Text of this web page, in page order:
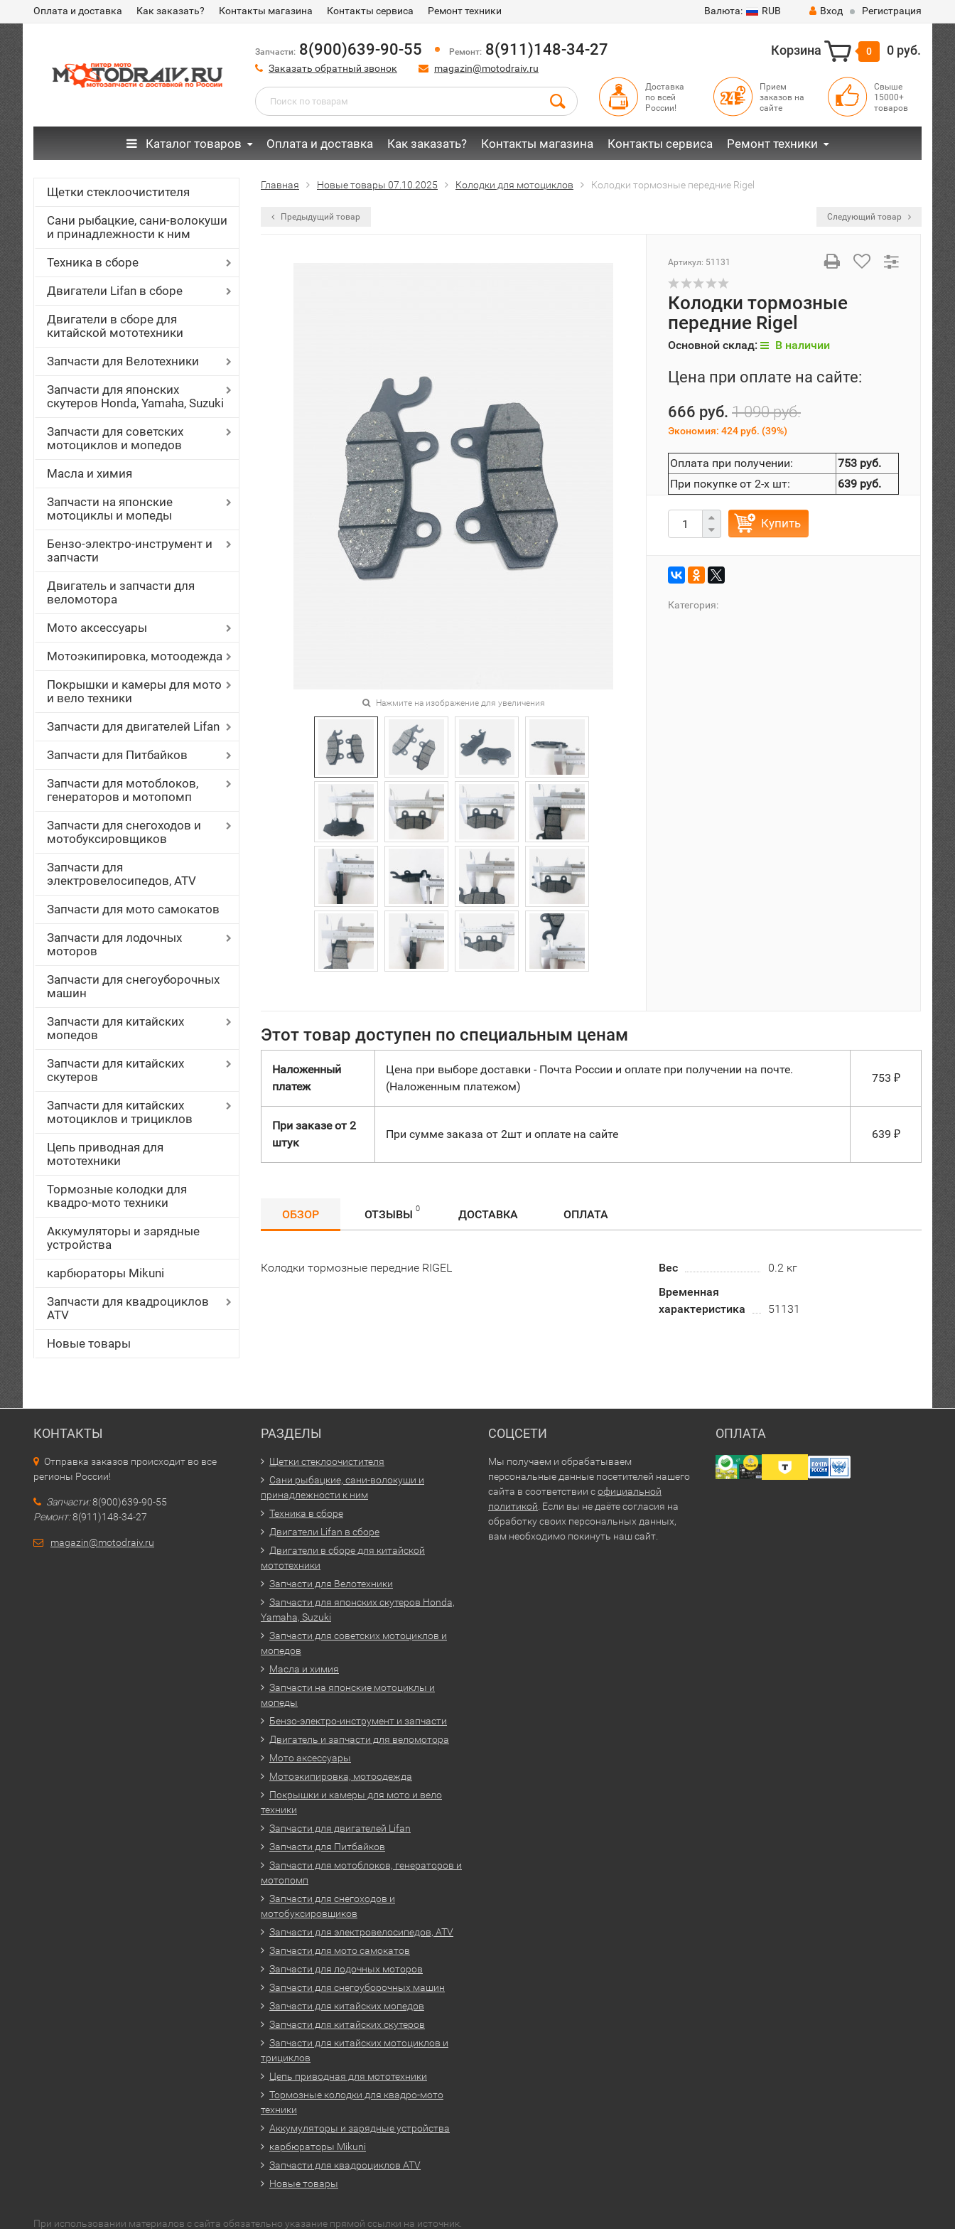
Оплата и доставка Как заказать? Контакты магазина Контакты сервиса Ремонт техники Валюта: RUB Вход Регистрация
Запчасти: 8(900)639-90-55 Ремонт: 8(911)148-34-27
Заказать обратный звонок magazin@motodraiv.ru
Корзина 0 0 руб.
Доставка
по всей
России!
Прием
заказов на
сайте
Свыше
15000+
товаров
Каталог товаров Оплата и доставка Как заказать? Контакты магазина Контакты сервиса Ремонт техники
Щетки стеклоочистителя
Сани рыбацкие, сани-волокуши
и принадлежности к ним
Техника в сборе
Двигатели Lifan в сборе
Двигатели в сборе для
китайской мототехники
Запчасти для Велотехники
Запчасти для японских
скутеров Honda, Yamaha, Suzuki
Запчасти для советских
мотоциклов и мопедов
Масла и химия
Запчасти на японские
мотоциклы и мопеды
Бензо-электро-инструмент и
запчасти
Двигатель и запчасти для
веломотора
Мото аксессуары
Мотоэкипировка, мотоодежда
Покрышки и камеры для мото
и вело техники
Запчасти для двигателей Lifan
Запчасти для Питбайков
Запчасти для мотоблоков,
генераторов и мотопомп
Запчасти для снегоходов и
мотобуксировщиков
Запчасти для
электровелосипедов, ATV
Запчасти для мото самокатов
Запчасти для лодочных
моторов
Запчасти для снегоуборочных
машин
Запчасти для китайских
мопедов
Запчасти для китайских
скутеров
Запчасти для китайских
мотоциклов и трициклов
Цепь приводная для
мототехники
Тормозные колодки для
квадро-мото техники
Аккумуляторы и зарядные
устройства
карбюраторы Mikuni
Запчасти для квадроциклов
ATV
Новые товары
Главная Новые товары 07.10.2025 Колодки для мотоциклов Колодки тормозные передние Rigel
Предыдущий товар Следующий товар
Нажмите на изображение для увеличения
Артикул: 51131
Колодки тормозные
передние Rigel
Основной склад: В наличии
Цена при оплате на сайте:
666 руб. 1 090 руб.
Экономия: 424 руб. (39%)
Оплата при получении:
753 руб.
При покупке от 2-х шт:
639 руб.
Купить
Категория:
Этот товар доступен по специальным ценам
Наложенный
платеж
Цена при выборе доставки - Почта России и оплате при получении на почте.
(Наложенным платежом)
753 ₽
При заказе от 2
штук
При сумме заказа от 2шт и оплате на сайте 639 ₽
ОБЗОР ОТЗЫВЫ 0 ДОСТАВКА ОПЛАТА
Колодки тормозные передние RIGEL Вес
0.2 кг
Временная
характеристика
51131
КОНТАКТЫ
Отправка заказов происходит во все
регионы России!
Запчасти:8(900)639-90-55
Ремонт:8(911)148-34-27
magazin@motodraiv.ru
РАЗДЕЛЫ
Щетки стеклоочистителя
Сани рыбацкие, сани-волокуши и
принадлежности к ним
Техника в сборе
Двигатели Lifan в сборе
Двигатели в сборе для китайской
мототехники
Запчасти для Велотехники
Запчасти для японских скутеров Honda,
Yamaha, Suzuki
Запчасти для советских мотоциклов и
мопедов
Масла и химия
Запчасти на японские мотоциклы и
мопеды
Бензо-электро-инструмент и запчасти
Двигатель и запчасти для веломотора
Мото аксессуары
Мотоэкипировка, мотоодежда
Покрышки и камеры для мото и вело
техники
Запчасти для двигателей Lifan
Запчасти для Питбайков
Запчасти для мотоблоков, генераторов и
мотопомп
Запчасти для снегоходов и
мотобуксировщиков
Запчасти для электровелосипедов, ATV
Запчасти для мото самокатов
Запчасти для лодочных моторов
Запчасти для снегоуборочных машин
Запчасти для китайских мопедов
Запчасти для китайских скутеров
Запчасти для китайских мотоциклов и
трициклов
Цепь приводная для мототехники
Тормозные колодки для квадро-мото
техники
Аккумуляторы и зарядные устройства
карбюраторы Mikuni
Запчасти для квадроциклов ATV
Новые товары
СОЦСЕТИ
Мы получаем и обрабатываем
персональные данные посетителей нашего
сайта в соответствии софициальной
политикой . Если вы не даёте согласия на
обработку своих персональных данных,
вам необходимо покинуть наш сайт.
ОПЛАТА
При использовании материалов с сайта обязательно указание прямой ссылки на источник.